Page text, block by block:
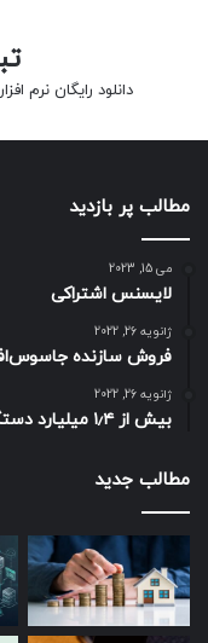
دانلود رایگان نرم افزار
مطالب پر بازدید
می 15, 2023
لایسنس اشتراکی
ژانویه 26, 2022
فروش سازنده
ژانویه 26, 2022
بیش از ۱٫۴ میلیارد دستگاه از ویندوز ۱۰ و ویندوز ۱۱ استفاده می‌کنند
مطالب جدید